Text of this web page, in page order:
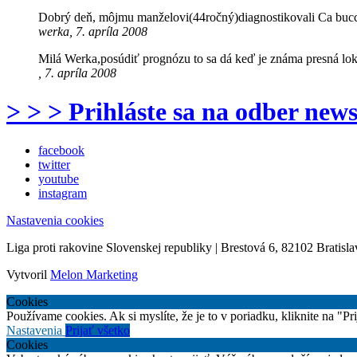
Dobrý deň, môjmu manželovi(44ročný)diagnostikovali Ca
werka, 7. apríla 2008
Milá Werka,posúdiť prognózu to sa dá keď je známa presná
, 7. apríla 2008
> > > Prihláste sa na odber
facebook
twitter
youtube
instagram
Nastavenia cookies
Liga proti rakovine Slovenskej republiky | Brestová 6, 82102
Vytvoril Melon Marketing
Cookies
Používame cookies. Ak si myslíte, že je to v poriadku, kliknite na
Nastavenia Prijať všetko
Cookies